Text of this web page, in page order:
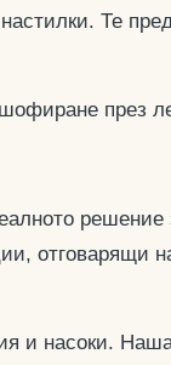
Те
през
отговарящи
и насоки.